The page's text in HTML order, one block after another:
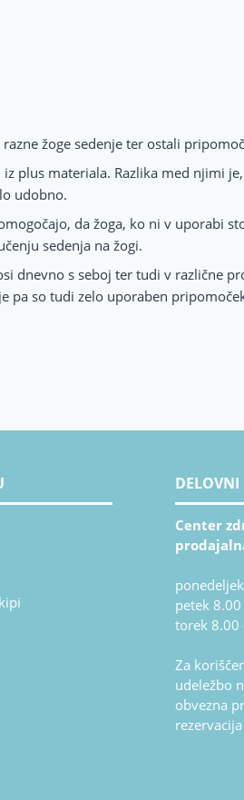
žoge sedenje ter ostali
plus materiala. Razlika med njimi
udobno.
da žoga, ko ni v uporabi
sedenja na žogi.
dnevno s seboj ter tudi v različne
pa so tudi zelo uporaben
DELOVNI
Center
petek
torek 8.00
Za
udeležbo
obvezna